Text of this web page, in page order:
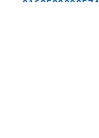
0162523000574